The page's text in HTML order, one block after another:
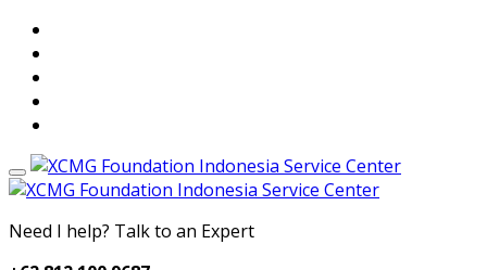
Need I help? Talk to an Expert